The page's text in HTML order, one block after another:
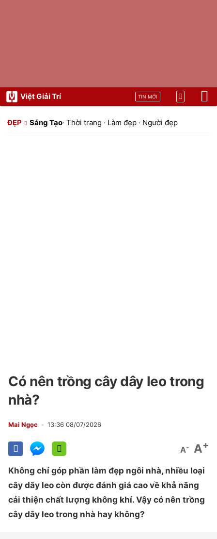
Việt Giải Trí TIN MỚI
ĐẸP Sáng Tạo· Thời trang · Làm đẹp · Người đẹp
Có nên trồng cây dây leo trong
nhà?
Mai Ngọc 13:36 08/07/2026
A- A+
Không chỉ góp phần làm đẹp ngôi nhà, nhiều loại
cây dây leo còn được đánh giá cao về khả năng
cải thiện chất lượng không khí. Vậy có nên trồng
cây dây leo trong nhà hay không?